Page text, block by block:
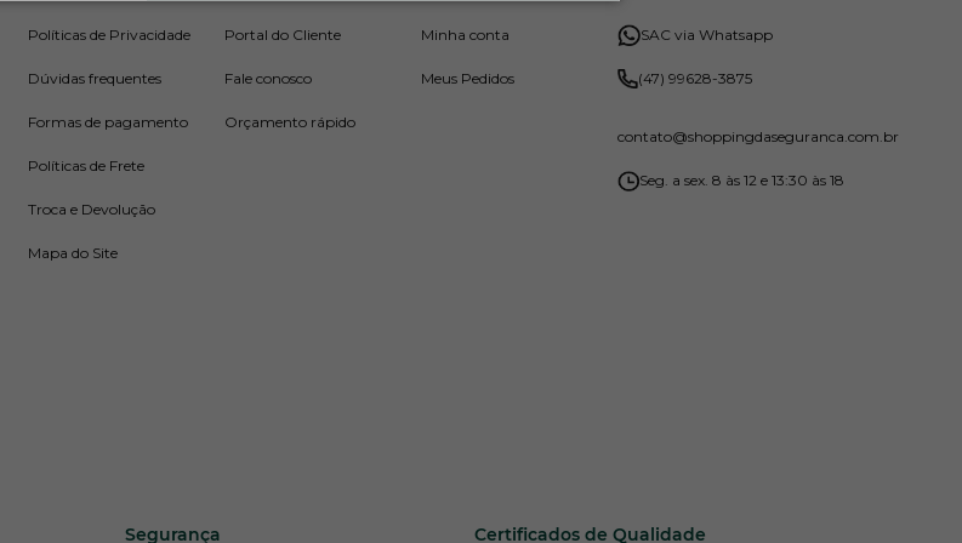
são de fácil manuseio e estão disponíveis em diferentes tamanhos e
para ambientes com risco de incêndio em sólidos combustíveis.
A, oferecemos um catálogo completo para as necessidades de instalações de
incluindo sistemas de alarme , suportes para extintores e modelos de categoria ABC.
A no Shopping da Segurança
de 10 litros é suficiente para controlar incêndios de média intensidade em materiais
Políticas de Privacidade
Dúvidas frequentes
Formas de pagamento
Políticas de Frete
Troca e Devolução
Mapa do Site
Portal do Cliente
Fale conosco
Orçamento rápido
Minha conta
Meus Pedidos
SAC via Whatsapp
(47) 99628-3875
contato@shoppingdaseguranca.com.br
Seg. a sex. 8 às 12 e 13:30 às 18
Segurança Certificados de Qualidade